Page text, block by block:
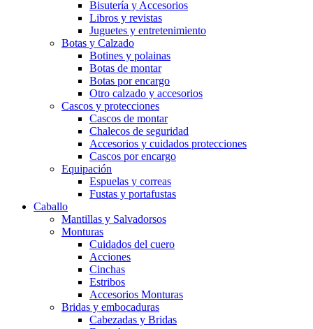
Bisutería y Accesorios
Libros y revistas
Juguetes y entretenimiento
Botas y Calzado
Botines y polainas
Botas de montar
Botas por encargo
Otro calzado y accesorios
Cascos y protecciones
Cascos de montar
Chalecos de seguridad
Accesorios y cuidados protecciones
Cascos por encargo
Equipación
Espuelas y correas
Fustas y portafustas
Caballo
Mantillas y Salvadorsos
Monturas
Cuidados del cuero
Acciones
Cinchas
Estribos
Accesorios Monturas
Bridas y embocaduras
Cabezadas y Bridas